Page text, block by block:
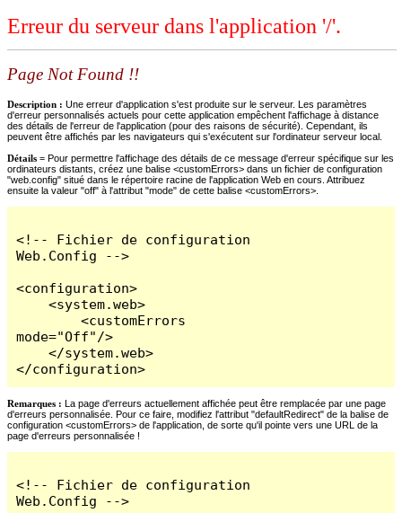
Erreur du serveur dans l'application '/'.
Page Not Found !!
Description : Une erreur d'application s'est produite sur le serveur. Les paramètres
d'erreur personnalisés actuels pour cette application empêchent l'affichage à distance
des détails de l'erreur de l'application (pour des raisons de sécurité). Cependant, ils
peuvent être affichés par les navigateurs qui s'exécutent sur l'ordinateur serveur local.
Détails = Pour permettre l'affichage des détails de ce message d'erreur spécifique sur les
ordinateurs distants, créez une balise <customErrors> dans un fichier de configuration
"web.config" situé dans le répertoire racine de l'application Web en cours. Attribuez
ensuite la valeur "off" à l'attribut "mode" de cette balise <customErrors>.
<!-- Fichier de configuration
Web.Config -->
<configuration>
    <system.web>
        <customErrors
mode="Off"/>
    </system.web>
</configuration>
Remarques : La page d'erreurs actuellement affichée peut être remplacée par une page
d'erreurs personnalisée. Pour ce faire, modifiez l'attribut "defaultRedirect" de la balise de
configuration <customErrors> de l'application, de sorte qu'il pointe vers une URL de la
page d'erreurs personnalisée !
<!-- Fichier de configuration
Web.Config -->